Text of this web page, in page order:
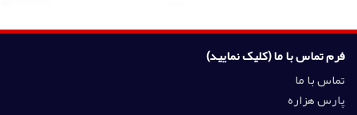
فرم تماس با ما (کلیک نمایید)
تماس با ما
پارس هزاره